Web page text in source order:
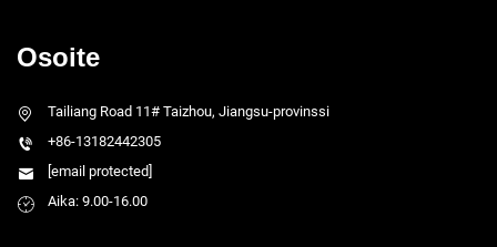
Osoite
Tailiang Road 11# Taizhou, Jiangsu-provinssi
+86-13182442305
[email protected]
Aika: 9.00-16.00